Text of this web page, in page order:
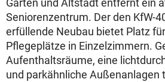
Garten und Altstadt entfernt ein
Seniorenzentrum. Der den KfW-
erfüllende Neubau bietet Platz
Pflegeplätze in Einzelzimmern.
Aufenthaltsräume, eine
und parkähnliche Außenanlagen